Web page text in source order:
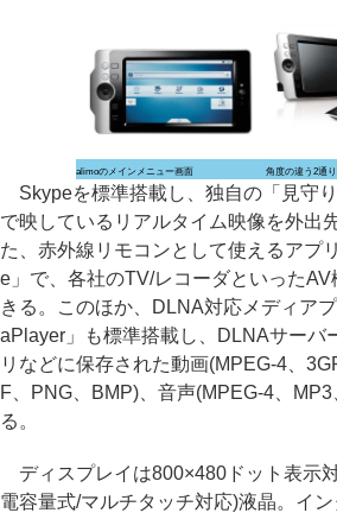
alimoのメインメニュー画面 角度の違う2通
Skypeを標準搭載し、独自の「見守
で映しているリアルタイム映像を外出
た、赤外線リモコンとして使えるアプ
e」で、各社のTV/レコーダといった
きる。このほか、DLNA対応メディア
aPlayer」も標準搭載し、DLNAサーバ
リなどに保存された動画(MPEG-4、
F、PNG、BMP)、音声(MPEG-4、
る。
ディスプレイは800×480ドット表示
電容量式/マルチタッチ対応)液晶。イ